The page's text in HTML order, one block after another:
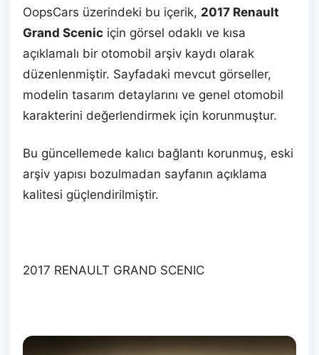
OopsCars üzerindeki bu içerik, 2017 Renault
Grand Scenic için görsel odaklı ve kısa
açıklamalı bir otomobil arşiv kaydı olarak
düzenlenmiştir. Sayfadaki mevcut görseller,
modelin tasarım detaylarını ve genel otomobil
karakterini değerlendirmek için korunmuştur.
Bu güncellemede kalıcı bağlantı korunmuş, eski
arşiv yapısı bozulmadan sayfanın açıklama
kalitesi güçlendirilmiştir.
2017 RENAULT GRAND SCENIC